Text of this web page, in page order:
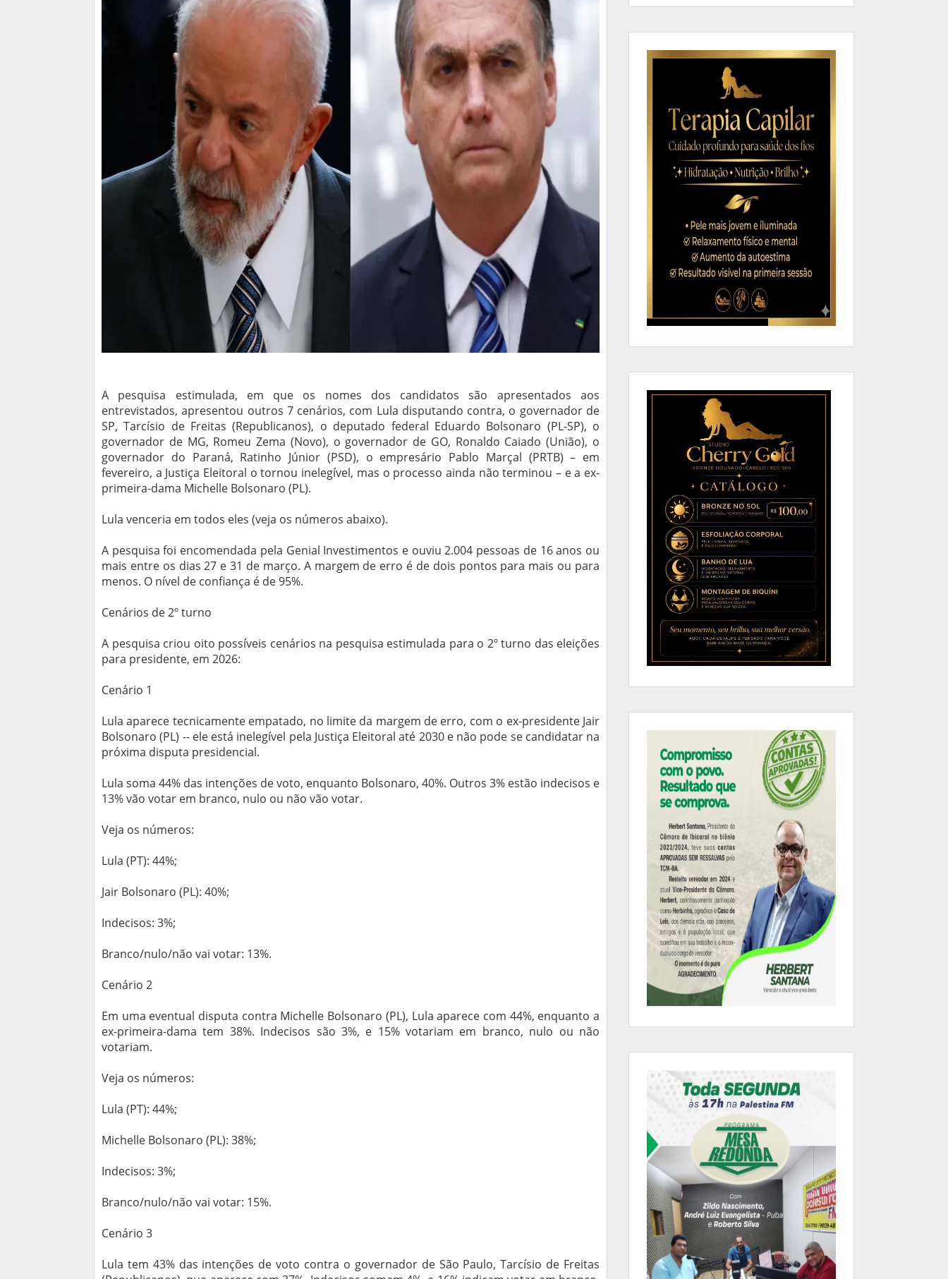
A pesquisa estimulada, em que os nomes dos candidatos são apresentados aos
entrevistados, apresentou outros 7 cenários, com Lula disputando contra, o governador de
SP, Tarcísio de Freitas (Republicanos), o deputado federal Eduardo Bolsonaro (PL-SP), o
governador de MG, Romeu Zema (Novo), o governador de GO, Ronaldo Caiado (União), o
governador do Paraná, Ratinho Júnior (PSD), o empresário Pablo Marçal (PRTB) – em
fevereiro, a Justiça Eleitoral o tornou inelegível, mas o processo ainda não terminou – e a ex-
primeira-dama Michelle Bolsonaro (PL).
Lula venceria em todos eles (veja os números abaixo).
A pesquisa foi encomendada pela Genial Investimentos e ouviu 2.004 pessoas de 16 anos ou
mais entre os dias 27 e 31 de março. A margem de erro é de dois pontos para mais ou para
menos. O nível de confiança é de 95%.
Cenários de 2º turno
A pesquisa criou oito possíveis cenários na pesquisa estimulada para o 2º turno das eleições
para presidente, em 2026:
Cenário 1
Lula aparece tecnicamente empatado, no limite da margem de erro, com o ex-presidente Jair
Bolsonaro (PL) -- ele está inelegível pela Justiça Eleitoral até 2030 e não pode se candidatar na
próxima disputa presidencial.
Lula soma 44% das intenções de voto, enquanto Bolsonaro, 40%. Outros 3% estão indecisos e
13% vão votar em branco, nulo ou não vão votar.
Veja os números:
Lula (PT): 44%;
Jair Bolsonaro (PL): 40%;
Indecisos: 3%;
Branco/nulo/não vai votar: 13%.
Cenário 2
Em uma eventual disputa contra Michelle Bolsonaro (PL), Lula aparece com 44%, enquanto a
ex-primeira-dama tem 38%. Indecisos são 3%, e 15% votariam em branco, nulo ou não
votariam.
Veja os números:
Lula (PT): 44%;
Michelle Bolsonaro (PL): 38%;
Indecisos: 3%;
Branco/nulo/não vai votar: 15%.
Cenário 3
Lula tem 43% das intenções de voto contra o governador de São Paulo, Tarcísio de Freitas